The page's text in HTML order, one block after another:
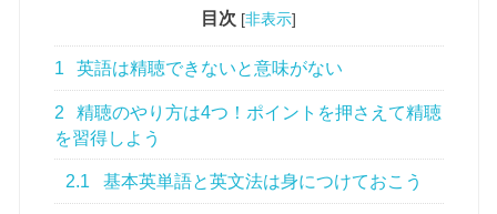
目次 [非表示]
1 英語は精聴できないと意味がない
2
精聴のやり方は4つ！ポイントを押さえて精聴
を習得しよう
2.1 基本英単語と英文法は身につけておこう